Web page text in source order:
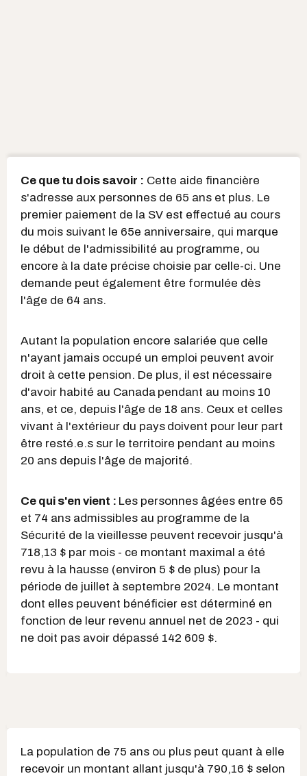
Ce que tu dois savoir : Cette aide financière
s'adresse aux personnes de 65 ans et plus. Le
premier paiement de la SV est effectué au cours
du mois suivant le 65e anniversaire, qui marque
le début de l'admissibilité au programme, ou
encore à la date précise choisie par celle-ci. Une
demande peut également être formulée dès
l'âge de 64 ans.
Autant la population encore salariée que celle
n'ayant jamais occupé un emploi peuvent avoir
droit à cette pension. De plus, il est nécessaire
d'avoir habité au Canada pendant au moins 10
ans, et ce, depuis l'âge de 18 ans. Ceux et celles
vivant à l'extérieur du pays doivent pour leur part
être resté.e.s sur le territoire pendant au moins
20 ans depuis l'âge de majorité.
Ce qui s'en vient : Les personnes âgées entre 65
et 74 ans admissibles au programme de la
Sécurité de la vieillesse peuvent recevoir jusqu'à
718,13 $ par mois - ce montant maximal a été
revu à la hausse (environ 5 $ de plus) pour la
période de juillet à septembre 2024. Le montant
dont elles peuvent bénéficier est déterminé en
fonction de leur revenu annuel net de 2023 - qui
ne doit pas avoir dépassé 142 609 $.
La population de 75 ans ou plus peut quant à elle
recevoir un montant allant jusqu'à 790,16 $ selon